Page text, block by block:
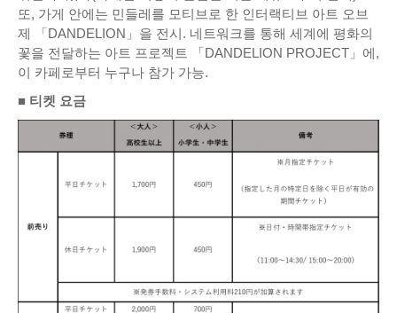
또, 가게 안에는 민들레를 모티브로 한 인터랙티브 아트 오브
제 「DANDELION」을 전시. 네트워크를 통해 세계에 평화의
꽃을 전달하는 아트 프로젝트 「DANDELION PROJECT」에,
이 카페로부터 누구나 참가 가능.
■ 티켓 요금